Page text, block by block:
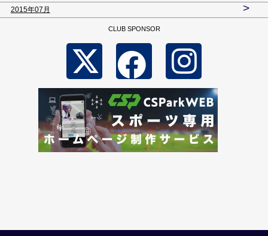
2015年07月 >
CLUB SPONSOR